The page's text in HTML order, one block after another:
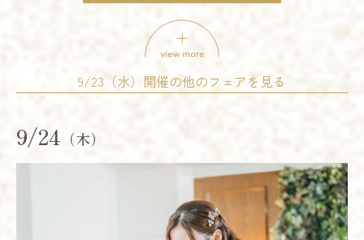
詳細を見る
予約する
10:00 - 13:00
14:00 - 17:00
15:00 - 18:00
18:00 - 21:00
詳細を見る
予約する
相談会
10:00 - 13:00
15:00 - 18:00
9/23（水）開催の他のフェアを見る
9/24 （木）